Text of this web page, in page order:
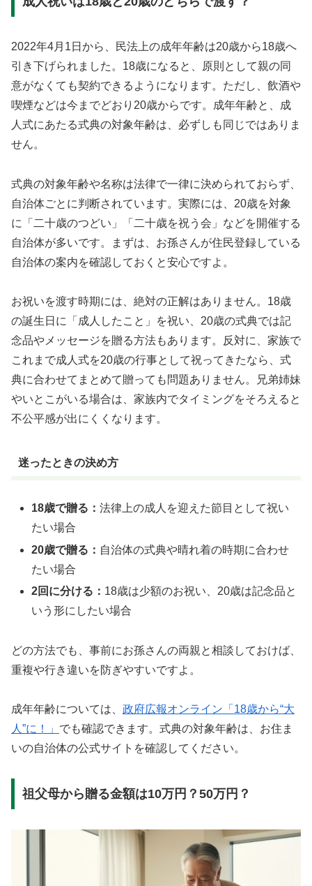
2022年4月1日から、民法上の成年年齢は20歳から18歳へ
引き下げられました。18歳になると、原則として親の同
意がなくても契約できるようになります。ただし、飲酒や
喫煙などは今までどおり20歳からです。成年年齢と、成
人式にあたる式典の対象年齢は、必ずしも同じではありま
せん。
式典の対象年齢や名称は法律で一律に決められておらず、
自治体ごとに判断されています。実際には、20歳を対象
に「二十歳のつどい」「二十歳を祝う会」などを開催する
自治体が多いです。まずは、お孫さんが住民登録している
自治体の案内を確認しておくと安心ですよ。
お祝いを渡す時期には、絶対の正解はありません。18歳
の誕生日に「成人したこと」を祝い、20歳の式典では記
念品やメッセージを贈る方法もあります。反対に、家族で
これまで成人式を20歳の行事として祝ってきたなら、式
典に合わせてまとめて贈っても問題ありません。兄弟姉妹
やいとこがいる場合は、家族内でタイミングをそろえると
不公平感が出にくくなります。
迷ったときの決め方
18歳で贈る：法律上の成人を迎えた節目として祝い
たい場合
20歳で贈る： 自治体の式典や晴れ着の時期に合わせ
たい場合
2回に分ける： 18歳は少額のお祝い、20歳は記念品と
いう形にしたい場合
どの方法でも、事前にお孫さんの両親と相談しておけば、
重複や行き違いを防ぎやすいですよ。
成年年齢については、 政府広報オンライン「18歳から“大
人”に！」 でも確認できます。式典の対象年齢は、お住ま
いの自治体の公式サイトを確認してください。
祖父母から贈る金額は10万円？50万円？